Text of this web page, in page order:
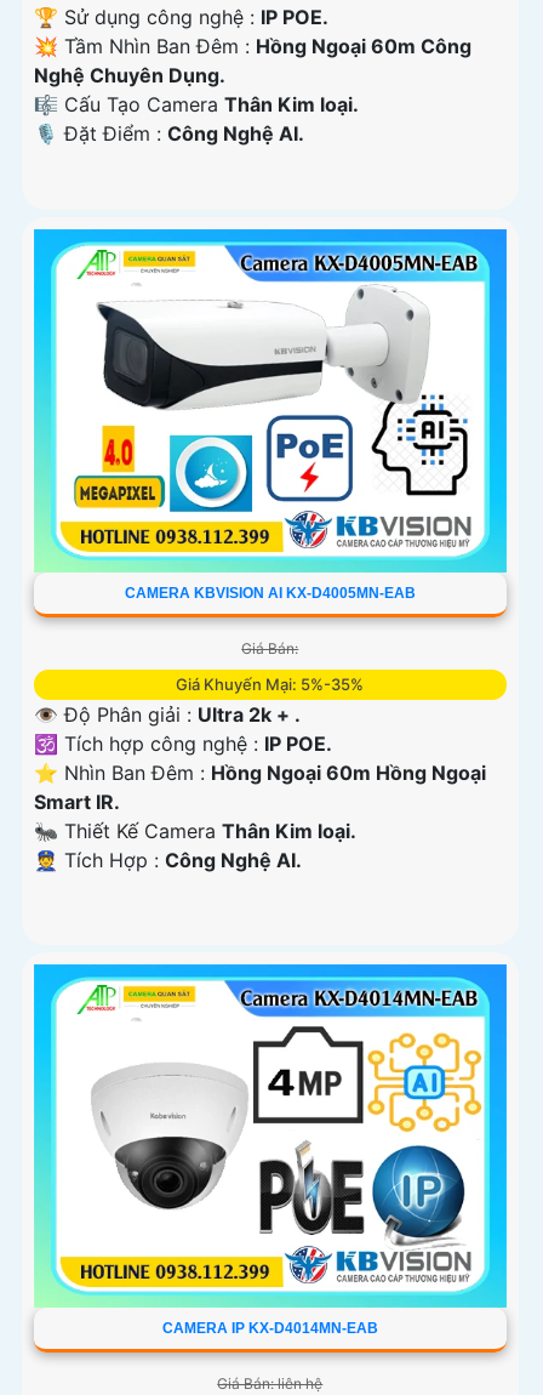
🏆 Sử dụng công nghệ : IP POE.
💥 Tầm Nhìn Ban Đêm : Hồng Ngoại 60m Công
Nghệ Chuyên Dụng.
🎼️ Cấu Tạo Camera Thân Kim loại.
️🎙 Đặt Điểm : Công Nghệ AI.
CAMERA KBVISION AI KX-D4005MN-EAB
Giá Bán:
Giá Khuyến Mại: 5%-35%
👁 Độ Phân giải : Ultra 2k + .
🕉️ Tích hợp công nghệ : IP POE.
⭐ Nhìn Ban Đêm : Hồng Ngoại 60m Hồng Ngoại
Smart IR.
🐜 Thiết Kế Camera Thân Kim loại.
️👮 Tích Hợp : Công Nghệ AI.
CAMERA IP KX-D4014MN-EAB
Giá Bán: liên hệ